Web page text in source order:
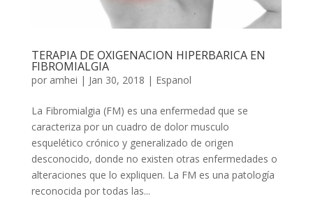
TERAPIA DE OXIGENACION HIPERBARICA EN
FIBROMIALGIA
por amhei | Jan 30, 2018 | Espanol
La Fibromialgia (FM) es una enfermedad que se
caracteriza por un cuadro de dolor musculo
esquelético crónico y generalizado de origen
desconocido, donde no existen otras enfermedades o
alteraciones que lo expliquen. La FM es una patología
reconocida por todas las...